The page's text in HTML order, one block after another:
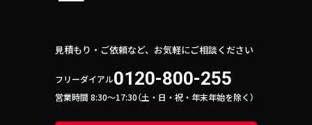
見積もり・ご依頼など、お気軽にご相談ください
フリーダイアル0120-800-255
営業時間 8:30〜17:30（土・日・祝・年末年始を除く）